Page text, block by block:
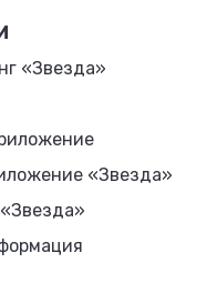
«Звезда»
«Звезда»